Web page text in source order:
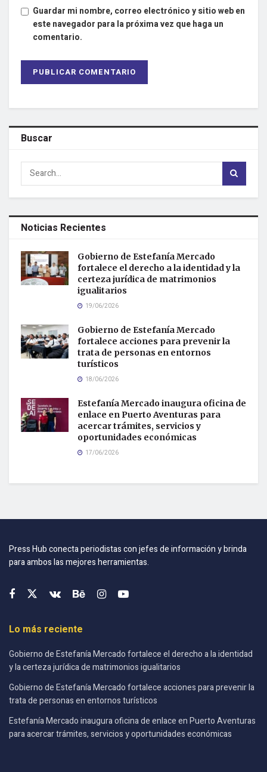
Guardar mi nombre, correo electrónico y sitio web en
este navegador para la próxima vez que haga un
comentario.
Buscar
Noticias Recientes
Gobierno de Estefanía Mercado
fortalece el derecho a la identidad y la
certeza jurídica de matrimonios
igualitarios
19/06/2026
Gobierno de Estefanía Mercado
fortalece acciones para prevenir la
trata de personas en entornos
turísticos
18/06/2026
Estefanía Mercado inaugura oficina de
enlace en Puerto Aventuras para
acercar trámites, servicios y
oportunidades económicas
17/06/2026
Press Hub conecta periodistas con jefes de información y brinda
para ambos las mejores herramientas.
Lo más reciente
Gobierno de Estefanía Mercado fortalece el derecho a la identidad
y la certeza jurídica de matrimonios igualitarios
Gobierno de Estefanía Mercado fortalece acciones para prevenir la
trata de personas en entornos turísticos
Estefanía Mercado inaugura oficina de enlace en Puerto Aventuras
para acercar trámites, servicios y oportunidades económicas